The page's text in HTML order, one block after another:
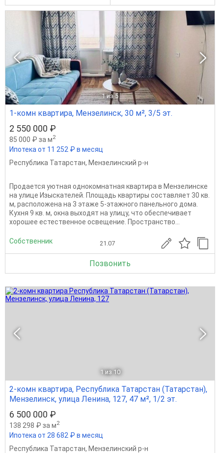
1 из 5
1-комн квартира, Мензелинск, 30 м², 3/5 эт.
2 550 000 ₽
85 000 ₽ за м2
Ипотека от 11 252 ₽ в месяц
Республика Татарстан, Мензелинский р-н
Продается уютная однокомнатная квартира в Мензелинске
на улице Изыскателей. Площадь квартиры составляет 30 кв.
м, расположена на 3 этаже 5-этажного панельного дома.
Кухня 9 кв. м, окна выходят на улицу, что обеспечивает
хорошее естественное освещение. Пространство...
Собственник 21.07
Позвонить
1 из 10
2-комн квартира, Республика Татарстан (Татарстан),
Мензелинск, улица Ленина, 127, 47 м², 1/2 эт.
6 500 000 ₽
138 298 ₽ за м2
Ипотека от 28 682 ₽ в месяц
Республика Татарстан, Мензелинский р-н